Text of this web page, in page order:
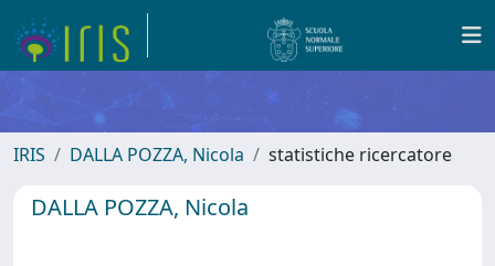
IRIS DALLA POZZA, Nicola statistiche ricercatore
DALLA POZZA, Nicola